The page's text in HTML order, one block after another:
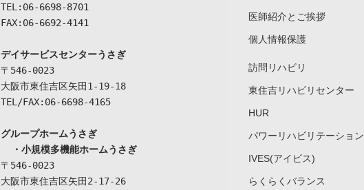
TEL:06-6698-8701
FAX:06-6692-4141
デイサービスセンターうさぎ
〒546-0023
大阪市東住吉区矢田1-19-18
TEL/FAX:06-6698-4165
グループホームうさぎ
  ・小規模多機能ホームうさぎ
〒546-0023
大阪市東住吉区矢田2-17-26
医師紹介とご挨拶
個人情報保護
訪問リハビリ
東住吉リハビリセンター
HUR
パワーリハビリテーション
IVES(アイビス)
らくらくバランス